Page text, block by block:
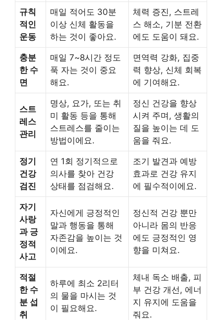
규칙
적인
운동
매일 적어도 30분
이상 신체 활동을
하는 것이 좋아요.
체력 증진, 스트레
스 해소, 기분 전환
에도 도움이 돼요.
충분
한 수
면
매일 7~8시간 정도
푹 자는 것이 중요
해요.
면역력 강화, 집중
력 향상, 신체 회복
에 기여해요.
스트
레스
관리
명상, 요가, 또는 취
미 활동 등을 통해
스트레스를 줄이는
방법이에요.
정신 건강을 향상
시켜 주며, 생활의
질을 높이는 데 도
움을 줘요.
정기
건강
검진
연 1회 정기적으로
의사를 찾아 건강
상태를 점검해요.
조기 발견과 예방
효과로 건강 유지
에 필수적이에요.
자기
사랑
과 긍
정적
사고
자신에게 긍정적인
말과 행동을 통해
자존감을 높이는 것
이에요.
정신적 건강 뿐만
아니라 몸의 반응
에도 긍정적인 영
향을 미쳐요.
적절
한 수
분 섭
취
하루에 최소 2리터
의 물을 마시는 것
이 필요해요.
체내 독소 배출, 피
부 건강 개선, 에너
지 유지에 도움을
줘요.